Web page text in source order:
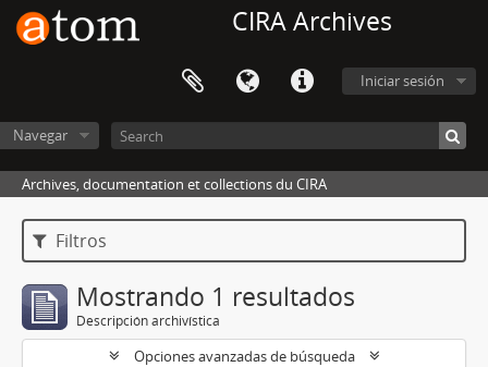
CIRA Archives
Iniciar sesión
Navegar
Archives, documentation et collections du CIRA
Filtros
Mostrando 1 resultados
Descripción archivística
Opciones avanzadas de búsqueda